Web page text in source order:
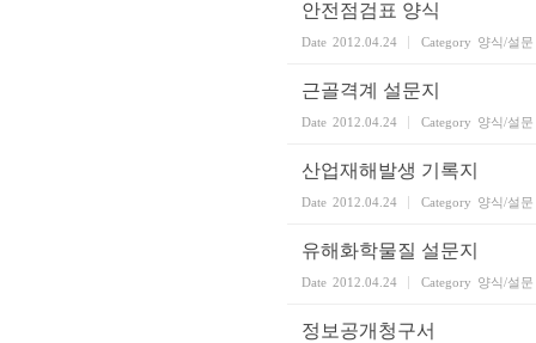
안전점검표 양식
Date 2012.04.24 Category 양식/설문
근골격계 설문지
Date 2012.04.24 Category 양식/설문
산업재해발생 기록지
Date 2012.04.24 Category 양식/설문
유해화학물질 설문지
Date 2012.04.24 Category 양식/설문
정보공개청구서